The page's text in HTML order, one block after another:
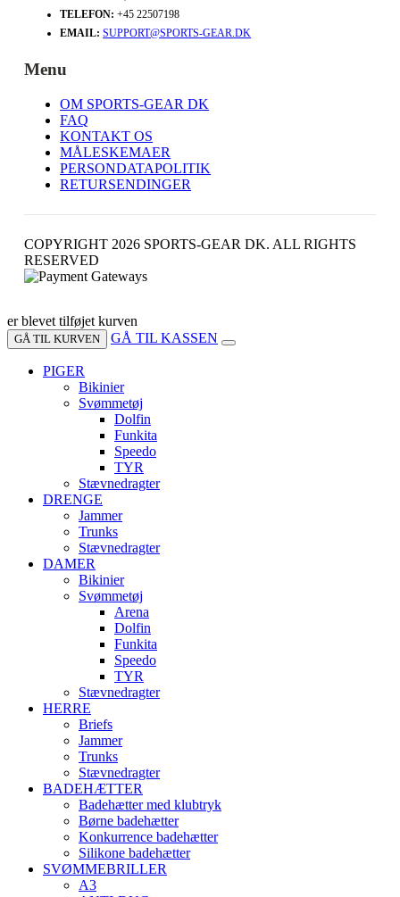
TELEFON: +45 22507198
EMAIL: SUPPORT@SPORTS-GEAR.DK
Menu
OM SPORTS-GEAR DK
FAQ
KONTAKT OS
MÅLESKEMAER
PERSONDATAPOLITIK
RETURSENDINGER
COPYRIGHT 2026 SPORTS-GEAR DK. ALL RIGHTS
RESERVED
er blevet tilføjet kurven
GÅ TIL KURVEN GÅ TIL KASSEN
PIGER
Bikinier
Svømmetøj
Dolfin
Funkita
Speedo
TYR
Stævnedragter
DRENGE
Jammer
Trunks
Stævnedragter
DAMER
Bikinier
Svømmetøj
Arena
Dolfin
Funkita
Speedo
TYR
Stævnedragter
HERRE
Briefs
Jammer
Trunks
Stævnedragter
BADEHÆTTER
Badehætter med klubtryk
Børne badehætter
Konkurrence badehætter
Silikone badehætter
SVØMMEBRILLER
A3